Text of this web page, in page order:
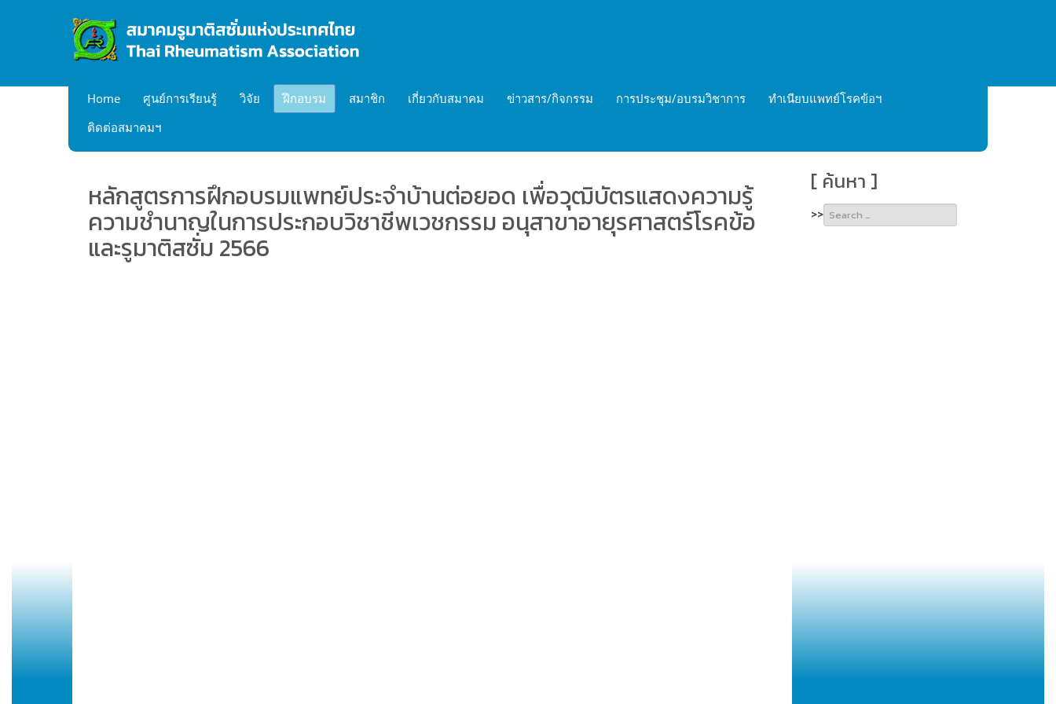
Home ศูนย์การเรียนรู้ วิจัย ฝึกอบรม สมาชิก เกี่ยวกับสมาคม ข่าวสาร/กิจกรรม การประชุม/อบรมวิชาการ
ทำเนียบแพทย์โรคข้อฯ
ติดต่อสมาคมฯ
หลักสูตรการฝึกอบรมแพทย์ประจำบ้านต่อยอด เพื่อวุฒิบัตรแสดงความรู้
ความชำนาญในการประกอบวิชาชีพเวชกรรม อนุสาขาอายุรศาสตร์โรคข้อ
และรูมาติสซั่ม 2566
[ ค้นหา ]
>>
more